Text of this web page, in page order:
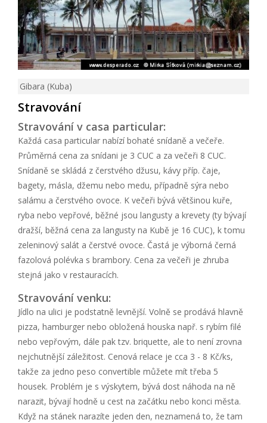
Gibara (Kuba)
Stravování
Stravování v casa particular:
Každá casa particular nabízí bohaté snídaně a večeře.
Průměrná cena za snídani je 3 CUC a za večeři 8 CUC.
Snídaně se skládá z čerstvého džusu, kávy příp. čaje,
bagety, másla, džemu nebo medu, případně sýra nebo
salámu a čerstvého ovoce. K večeři bývá většinou kuře,
ryba nebo vepřové, běžné jsou langusty a krevety (ty bývají
dražší, běžná cena za langusty na Kubě je 16 CUC), k tomu
zeleninový salát a čerstvé ovoce. Častá je výborná černá
fazolová polévka s brambory. Cena za večeři je zhruba
stejná jako v restauracích.
Stravování venku:
Jídlo na ulici je podstatně levnější. Volně se prodává hlavně
pizza, hamburger nebo obložená houska např. s rybím filé
nebo vepřovým, dále pak tzv. briquette, ale to není zrovna
nejchutnější záležitost. Cenová relace je cca 3 - 8 Kč/ks,
takže za jedno peso convertible můžete mít třeba 5
housek. Problém je s výskytem, bývá dost náhoda na ně
narazit, bývají hodně u cest na začátku nebo konci města.
Když na stánek narazíte jeden den, neznamená to, že tam